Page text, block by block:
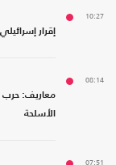
10:27
إقرار
08:14
معاريف: حرب
الأسلحة
07:51